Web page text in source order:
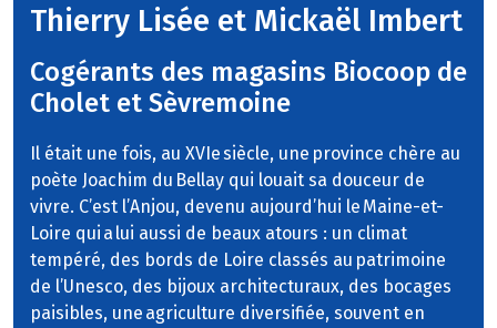
Thierry Lisée et Mickaël Imbert
Cogérants des magasins Biocoop de
Cholet et Sèvremoine
Il était une fois, au XVIe siècle, une province chère au
poète Joachim du Bellay qui louait sa douceur de
vivre. C’est l’Anjou, devenu aujourd’hui le Maine-et-
Loire qui a lui aussi de beaux atours : un climat
tempéré, des bords de Loire classés au patrimoine
de l’Unesco, des bijoux architecturaux, des bocages
paisibles, une agriculture diversifiée, souvent en